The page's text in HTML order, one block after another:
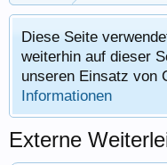
Diese Seite
weiterhin auf dieser
unseren Einsatz von
Informationen
Externe